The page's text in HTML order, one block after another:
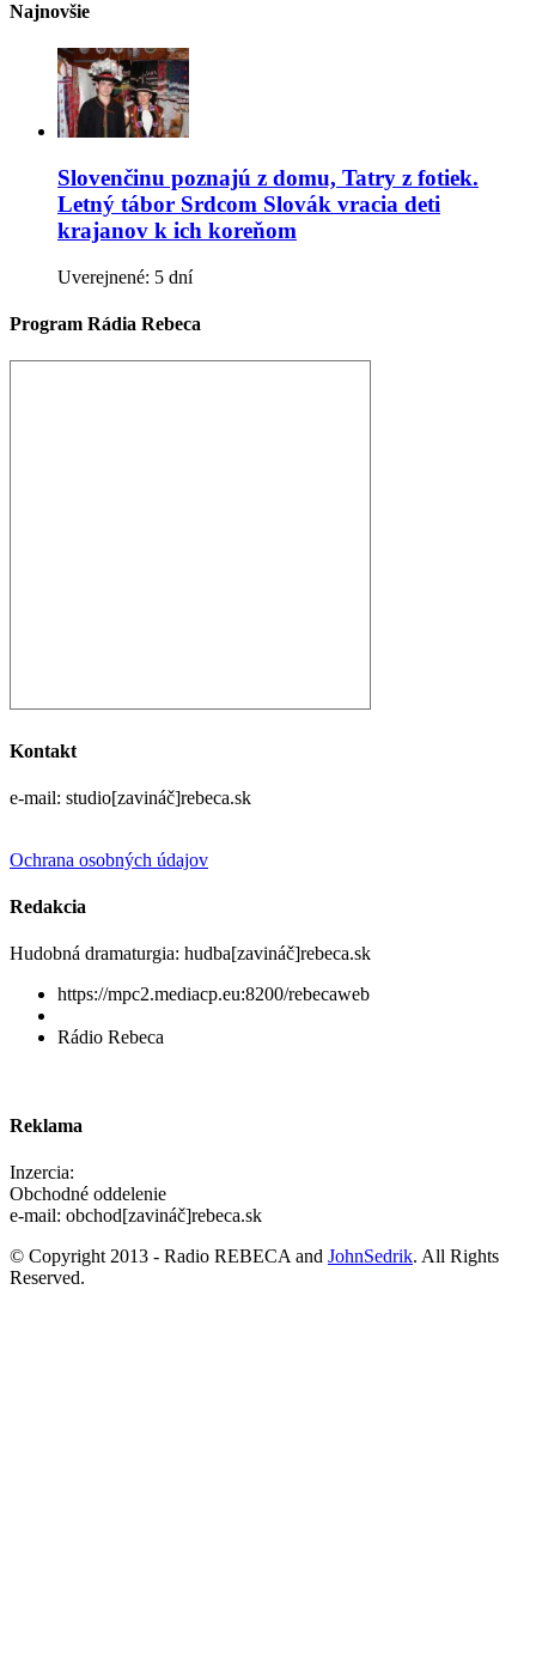
Najnovšie
Slovenčinu poznajú z domu, Tatry z fotiek.
Letný tábor Srdcom Slovák vracia deti
krajanov k ich koreňom
Uverejnené: 5 dní
Program Rádia Rebeca
Kontakt
e-mail: studio[zavináč]rebeca.sk
Ochrana osobných údajov
Redakcia
Hudobná dramaturgia: hudba[zavináč]rebeca.sk
https://mpc2.mediacp.eu:8200/rebecaweb
Rádio Rebeca
Reklama
Inzercia:
Obchodné oddelenie
e-mail: obchod[zavináč]rebeca.sk
© Copyright 2013 - Radio REBECA and JohnSedrik. All Rights
Reserved.